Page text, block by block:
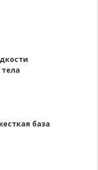
база